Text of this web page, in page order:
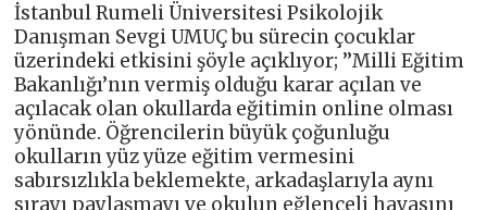
İstanbul Rumeli Üniversitesi Psikolojik
Danışman Sevgi UMUÇ bu sürecin çocuklar
üzerindeki etkisini şöyle açıklıyor; ’’Milli Eğitim
Bakanlığı’nın vermiş olduğu karar açılan ve
açılacak olan okullarda eğitimin online olması
yönünde. Öğrencilerin büyük çoğunluğu
okulların yüz yüze eğitim vermesini
sabırsızlıkla beklemekte, arkadaşlarıyla aynı
sırayı paylaşmayı ve okulun eğlenceli havasını